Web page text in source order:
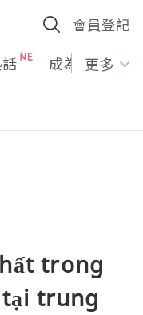
會員登記
成為U更多
trong
tại trung